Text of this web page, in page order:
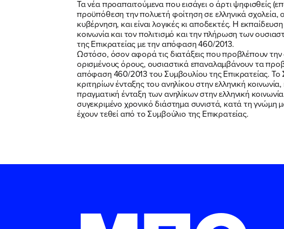
Τα νέα προαπαιτούμενα που εισάγει ο άρτι ψηφισθείς
προϋπόθεση την πολυετή φοίτηση σε ελληνικά σχολεία,
κυβέρνηση, και είναι λογικές κι αποδεκτές. Η
κοινωνία και τον πολιτισμό και την πλήρωση των
της Επικρατείας με την απόφαση 460/2013.
Ωστόσο, όσον αφορά τις διατάξεις που προβλέπουν
ορισμένους όρους, ουσιαστικά επαναλαμβάνουν τα
απόφαση 460/2013 του Συμβουλίου της Επικρατείας. Το
κριτηρίων ένταξης του ανηλίκου στην ελληνική
πραγματική ένταξη των ανηλίκων στην ελληνική
συγεκριμένο χρονικό διάστημα συνιστά, κατά τη γνώμη
έχουν τεθεί από το Συμβούλιο της Επικρατείας.